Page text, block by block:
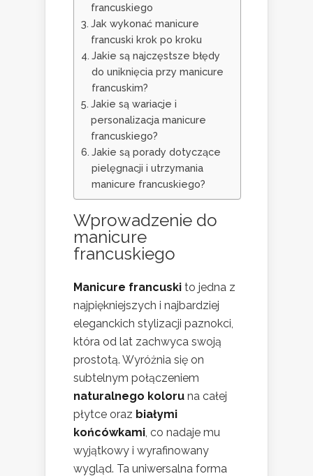
francuskiego
Jak wykonać manicure
francuski krok po kroku
Jakie są najczęstsze błędy
do uniknięcia przy manicure
francuskim?
Jakie są wariacje i
personalizacja manicure
francuskiego?
Jakie są porady dotyczące
pielęgnacji i utrzymania
manicure francuskiego?
Wprowadzenie do
manicure
francuskiego
Manicure francuski to jedna z
najpiękniejszych i najbardziej
eleganckich stylizacji paznokci,
która od lat zachwyca swoją
prostotą. Wyróżnia się on
subtelnym połączeniem
naturalnego koloru na całej
płytce oraz białymi
końcówkami , co nadaje mu
wyjątkowy i wyrafinowany
wygląd. Ta uniwersalna forma